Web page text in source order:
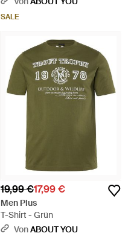
SALE
19,99 €17,99 €
Men Plus
T-Shirt - Grün
VonABOUT YOU